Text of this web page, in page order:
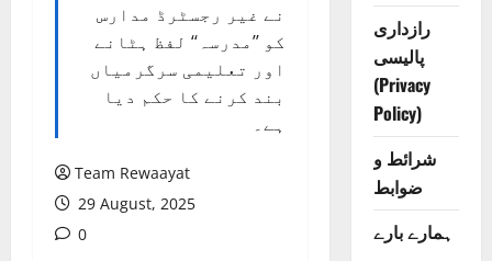
نے غیر رجسٹرڈ مدارس
کو ’’مدرسہ‘‘ لفظ ہٹانے
اور تعلیمی سرگرمیاں
بند کرنے کا حکم دیا
ہے۔
Team Rewaayat
29 August, 2025
0
رازداری
پالیسی
(Privacy
Policy)
شرائط و
ضوابط
ہمارے بارے